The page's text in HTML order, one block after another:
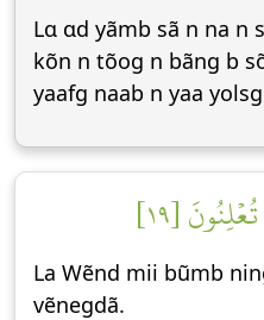
Lɑ ɑd yãmb sã n na n
kõn n tõog n bãng b
yaafg naab n yaa
[١٩]
La Wẽnd mii bũmb
vẽnegdã.